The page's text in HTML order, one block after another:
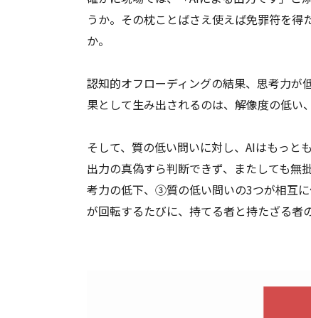
うか。その枕ことばさえ使えば免罪符を
か。
認知的オフローディングの結果、思考力が
果として生み出されるのは、解像度の低い
そして、質の低い問いに対し、AIはもっと
出力の真偽すら判断できず、またしても
考力の低下、③質の低い問いの3つが相互
が回転するたびに、持てる者と持たざる者